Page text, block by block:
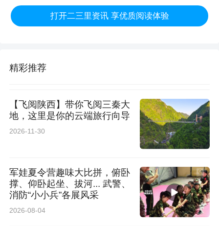
20:00，卡伦湖沙滩与湖畔草坪将变身为集美
食、文创、演艺、互动于一体的夏日乐园。活动
精心规划了八周不同主题，周周有惊喜：首周启
幕盛典呈现彩烟表演与舞台演绎；第二周联动7
月18日卡伦湖斯巴达勇士赛推出迷你障碍体验；
后续还将依次展开浪漫治愈、环保奇遇、水上勇
打开二三里资讯 享优质阅读体验
精彩推荐
【飞阅陕西】带你飞阅三秦大
地，这里是你的云端旅行向导
2026-11-30
军娃夏令营趣味大比拼，俯卧
撑、仰卧起坐、拔河... 武警、
消防“小小兵”各展风采
2026-08-04